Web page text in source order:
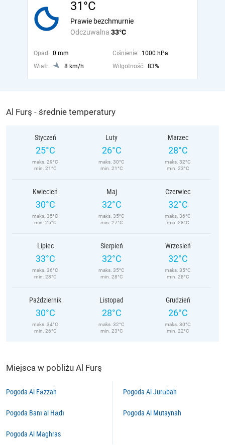
31°C
Odczuwalna 33°C
Prawie bezchmurnie
Opad: 0 mm Ciśnienie: 1000 hPa
Wiatr:
8 km/h Wilgotność: 83%
Al Furş - średnie temperatury
Styczeń
25°C
maks. 29°C
min. 21°C
Luty
26°C
maks. 30°C
min. 21°C
Marzec
28°C
maks. 32°C
min. 23°C
Kwiecień
30°C
maks. 35°C
min. 25°C
Maj
32°C
maks. 35°C
min. 27°C
Czerwiec
32°C
maks. 36°C
min. 28°C
Lipiec
33°C
maks. 36°C
min. 28°C
Sierpień
32°C
maks. 35°C
min. 28°C
Wrzesień
32°C
maks. 35°C
min. 28°C
Październik
30°C
maks. 34°C
min. 26°C
Listopad
28°C
maks. 32°C
min. 23°C
Grudzień
26°C
maks. 30°C
min. 22°C
Miejsca w pobliżu Al Furş
Pogoda Al Fāzzah
Pogoda Banī al Hādī
Pogoda Al Maghras
Pogoda Al Jurūbah
Pogoda Al Mutaynah